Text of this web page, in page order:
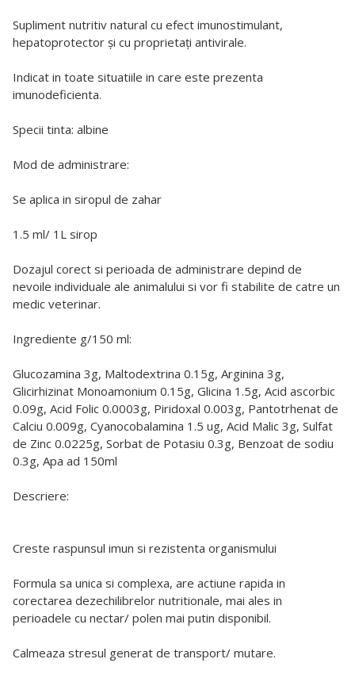
Supliment nutritiv natural cu efect imunostimulant,
hepatoprotector și cu proprietați antivirale.
Indicat in toate situatiile in care este prezenta
imunodeficienta.
Specii tinta: albine
Mod de administrare:
Se aplica in siropul de zahar
1.5 ml/ 1L sirop
Dozajul corect si perioada de administrare depind de
nevoile individuale ale animalului si vor fi stabilite de catre un
medic veterinar.
Ingrediente g/150 ml:
Glucozamina 3g, Maltodextrina 0.15g, Arginina 3g,
Glicirhizinat Monoamonium 0.15g, Glicina 1.5g, Acid ascorbic
0.09g, Acid Folic 0.0003g, Piridoxal 0.003g, Pantotrhenat de
Calciu 0.009g, Cyanocobalamina 1.5 ug, Acid Malic 3g, Sulfat
de Zinc 0.0225g, Sorbat de Potasiu 0.3g, Benzoat de sodiu
0.3g, Apa ad 150ml
Descriere:
Creste raspunsul imun si rezistenta organismului
Formula sa unica si complexa, are actiune rapida in
corectarea dezechilibrelor nutritionale, mai ales in
perioadele cu nectar/ polen mai putin disponibil.
Calmeaza stresul generat de transport/ mutare.